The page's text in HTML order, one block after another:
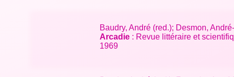
Baudry, André (red.); Desmon,
Arcadie : Revue littéraire et
1969